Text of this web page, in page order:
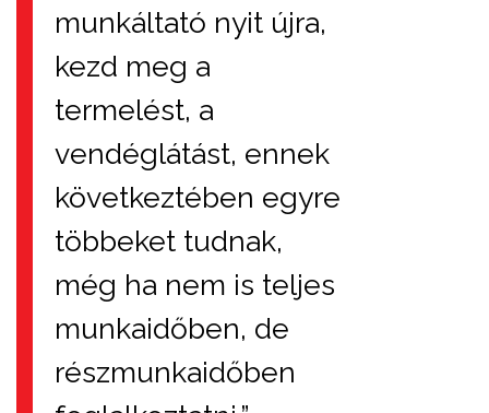
munkáltató nyit újra,
kezd meg a
termelést, a
vendéglátást, ennek
következtében egyre
többeket tudnak,
még ha nem is teljes
munkaidőben, de
részmunkaidőben